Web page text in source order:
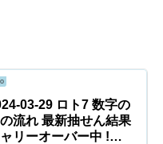
03-29 ロト7 数字の
流れ 最新抽せん結果
リーオーバー中 !